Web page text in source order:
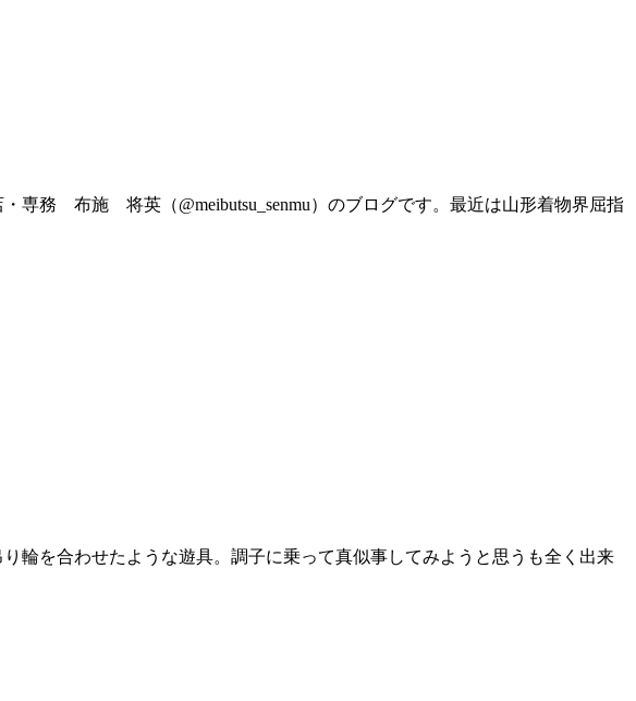
専務 布施 将英（@meibutsu_senmu）のブログです。最近は山形着物界屈指
輪を合わせたような遊具。調子に乗って真似事してみようと思うも全く出来